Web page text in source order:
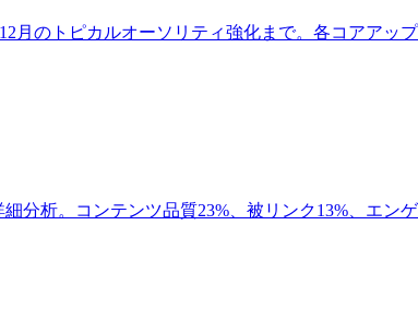
月のトピカルオーソリティ強化まで。各コアア
分析。コンテンツ品質23%、被リンク13%、エン